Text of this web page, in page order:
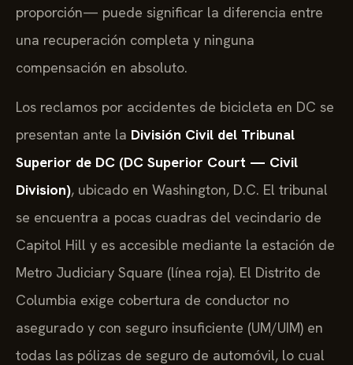
proporción— puede significar la diferencia entre
una recuperación completa y ninguna
compensación en absoluto.
Los reclamos por accidentes de bicicleta en DC se
presentan ante la División Civil del Tribunal
Superior de DC (DC Superior Court — Civil
Division), ubicado en Washington, D.C. El tribunal
se encuentra a pocas cuadras del vecindario de
Capitol Hill y es accesible mediante la estación de
Metro Judiciary Square (línea roja). El Distrito de
Columbia exige cobertura de conductor no
asegurado y con seguro insuficiente (UM/UIM) en
todas las pólizas de seguro de automóvil, lo cual